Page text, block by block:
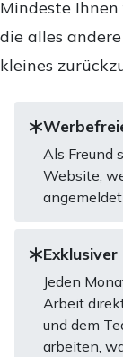
Mindeste
die alles
kleines
Als Freund
Website,
Jeden
Arbeit
und dem
arbeiten,